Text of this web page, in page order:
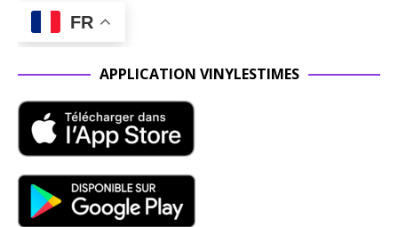
FR
APPLICATION VINYLESTIMES